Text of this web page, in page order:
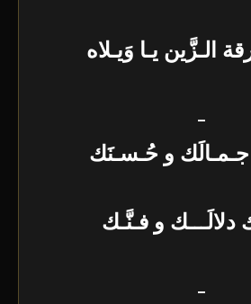
الـزَّين يـا وَيـلاه
_
و حُـسـنَك
دلالَـــك و فـنَّـك
_